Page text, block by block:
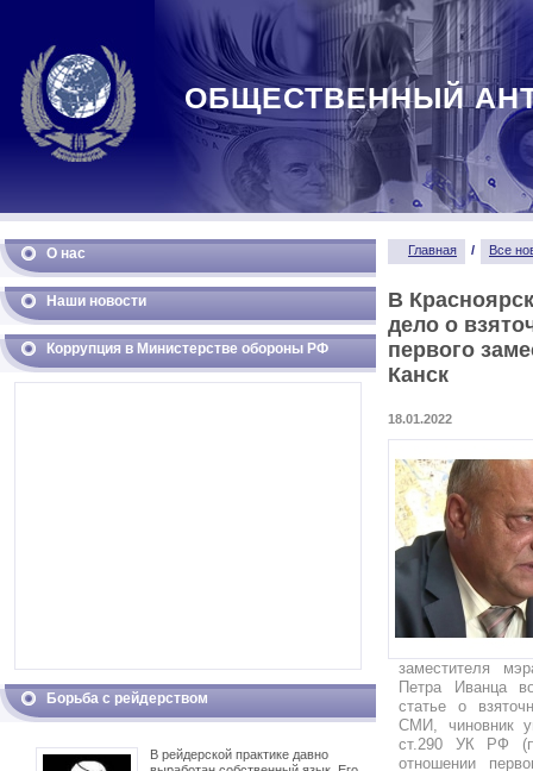
ОБЩЕСТВЕННЫЙ
О нас
Наши новости
Коррупция в Министерстве обороны РФ
Борьба с рейдерством
В рейдерской практике давно
Главная / Все
В
дело о
первого
Канск
18.01.2022
заместителя
Петра Иванца
статье о
СМИ, чиновник
ст.290 УК РФ
отношении